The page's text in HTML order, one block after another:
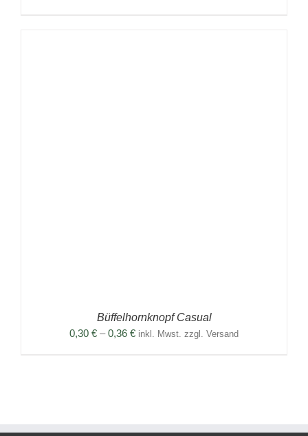
Büffelhornknopf Casual
0,30 € –0,36 €Preisspanne:
inkl. Mwst. zzgl. Versand